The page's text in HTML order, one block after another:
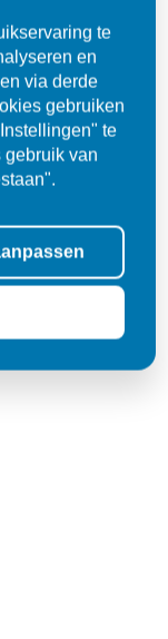
te
en
via derde
gebruiken
te
gebruik van